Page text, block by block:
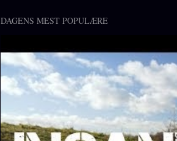
DAGENS MEST POPULÆRE